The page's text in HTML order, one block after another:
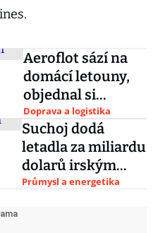
Aeroflot sází na
domácí letouny,
objednal si
rekordních sto
suchojů
Doprava a logistika
Suchoj dodá
letadla za miliardu
dolarů irským
aerolinkám
Průmysl a energetika